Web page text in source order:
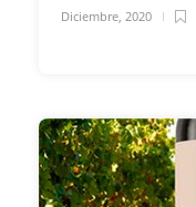
Diciembre, 2020